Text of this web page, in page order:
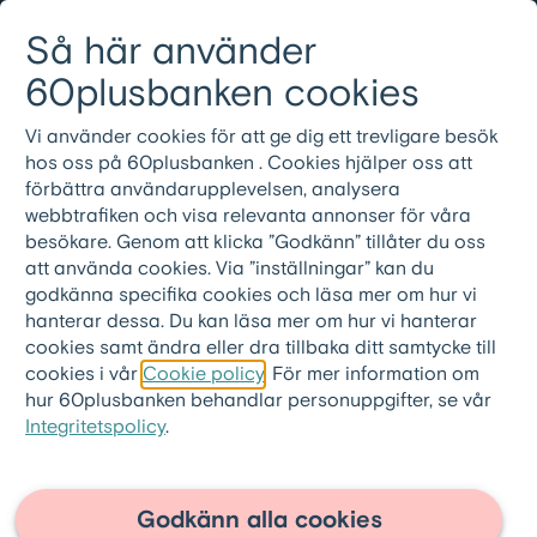
Så här använder
60plusbanken cookies
Vi använder cookies för att ge dig ett trevligare besök
hos oss på 60plusbanken . Cookies hjälper oss att
förbättra användarupplevelsen, analysera
webbtrafiken och visa relevanta annonser för våra
besökare. Genom att klicka ”Godkänn” tillåter du oss
att använda cookies. Via ”inställningar” kan du
godkänna specifika cookies och läsa mer om hur vi
hanterar dessa. Du kan läsa mer om hur vi hanterar
cookies samt ändra eller dra tillbaka ditt samtycke till
cookies i vår Cookie policy . För mer information om
hur 60plusbanken behandlar personuppgifter, se vår
Integritetspolicy.
Godkänn alla cookies
Meny
08-501 01 200
60plusbanken.se
Hitta kärleken efter